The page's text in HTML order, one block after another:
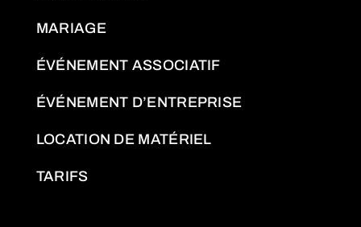
MARIAGE
ÉVÉNEMENT ASSOCIATIF
ÉVÉNEMENT D’ENTREPRISE
LOCATION DE MATÉRIEL
TARIFS